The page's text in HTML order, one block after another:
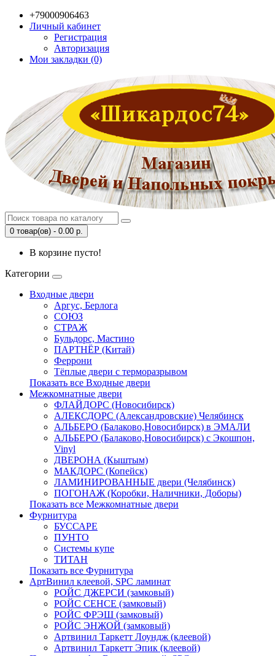
+79000906463
Личный кабинет
Регистрация
Авторизация
Мои закладки (0)
0 товар(ов) - 0.00 р.
В корзине пусто!
Категории
Входные двери
Аргус, Берлога
СОЮЗ
СТРАЖ
Бульдорс, Мастино
ПАРТНЁР (Китай)
Феррони
Тёплые двери с терморазрывом
Показать все Входные двери
Межкомнатные двери
ФЛАЙДОРС (Новосибирск)
АЛЕКСДОРС (Александровские) Челябинск
АЛЬБЕРО (Балаково,Новосибирск) в ЭМАЛИ
АЛЬБЕРО (Балаково,Новосибирск) с Экошпон,
Vinyl
ДВЕРОНА (Кыштым)
МАКДОРС (Копейск)
ЛАМИНИРОВАННЫЕ двери (Челябинск)
ПОГОНАЖ (Коробки, Наличники, Доборы)
Показать все Межкомнатные двери
Фурнитура
БУССАРЕ
ПУНТО
Системы купе
ТИТАН
Показать все Фурнитура
АртВинил клеевой, SPC ламинат
РОЙС ДЖЕРСИ (замковый)
РОЙС СЕНСЕ (замковый)
РОЙС ФРЭШ (замковый)
РОЙС ЭНЖОЙ (замковый)
Артвинил Таркетт Лоундж (клеевой)
Артвинил Таркетт Эпик (клеевой)